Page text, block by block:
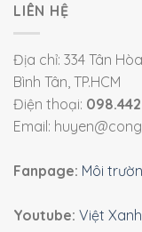
LIÊN HỆ
Địa chỉ: 334 Tân
Bình Tân, TP.HCM
Điện thoại:
Email:
Fanpage: Môi
Youtube: Việt